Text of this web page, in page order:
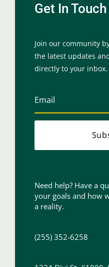
Get In Touch
Join our community
the latest updates
directly to your inbox.
Need help? Have a
your goals and how
a reality.
(255) 352-6258